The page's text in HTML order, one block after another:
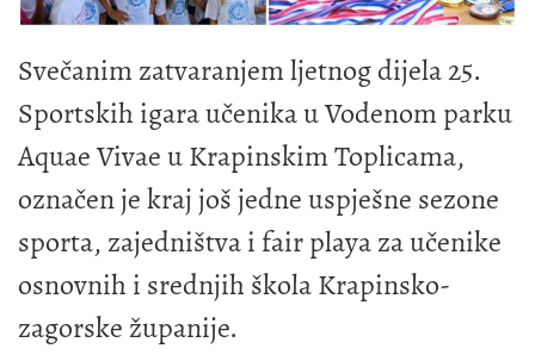
Svečanim zatvaranjem ljetnog dijela 25.
Sportskih igara učenika u Vodenom parku
Aquae Vivae u Krapinskim Toplicama,
označen je kraj još jedne uspješne sezone
sporta, zajedništva i fair playa za učenike
osnovnih i srednjih škola Krapinsko-
zagorske županije.